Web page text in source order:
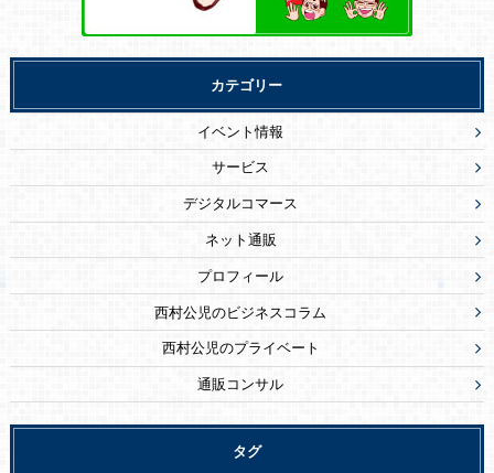
カテゴリー
イベント情報
サービス
デジタルコマース
ネット通販
プロフィール
西村公児のビジネスコラム
西村公児のプライベート
通販コンサル
タグ